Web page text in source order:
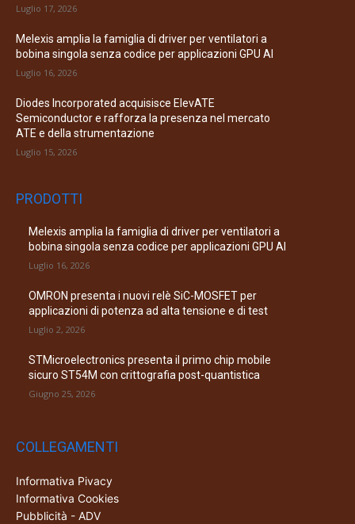
Luglio 17, 2026
Melexis amplia la famiglia di driver per ventilatori a
bobina singola senza codice per applicazioni GPU AI
Luglio 16, 2026
Diodes Incorporated acquisisce ElevATE
Semiconductor e rafforza la presenza nel mercato
ATE e della strumentazione
Luglio 15, 2026
PRODOTTI
Melexis amplia la famiglia di driver per ventilatori a
bobina singola senza codice per applicazioni GPU AI
Luglio 16, 2026
OMRON presenta i nuovi relè SiC-MOSFET per
applicazioni di potenza ad alta tensione e di test
Luglio 2, 2026
STMicroelectronics presenta il primo chip mobile
sicuro ST54M con crittografia post-quantistica
Giugno 25, 2026
COLLEGAMENTI
Informativa Pivacy
Informativa Cookies
Pubblicità - ADV